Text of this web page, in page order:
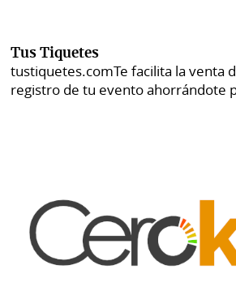
Tus Tiquetes
tustiquetes.comTe facilita la venta
registro de tu evento ahorrándote